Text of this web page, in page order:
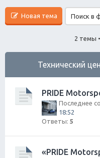
Новая тема
2 темы
Технический
PRIDE
Последнее
18:52
Ответы: 5
«PRIDE